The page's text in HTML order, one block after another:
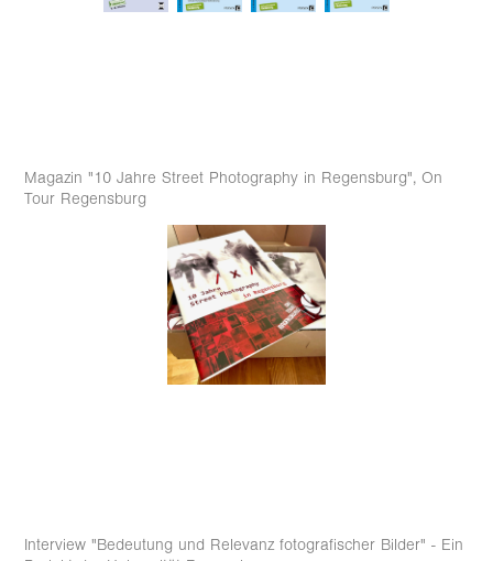
Magazin "10 Jahre Street Photography in Regensburg", On
Tour Regensburg
Interview "Bedeutung und Relevanz fotografischer Bilder" - Ein